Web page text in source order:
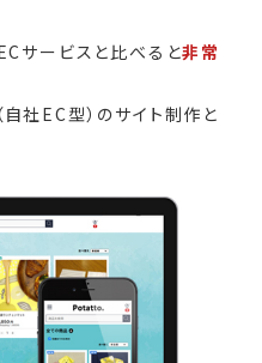
サービスと比べると非常
社EC型）のサイト制作と